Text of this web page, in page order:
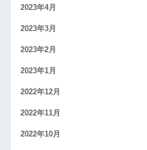
2023年4月
2023年3月
2023年2月
2023年1月
2022年12月
2022年11月
2022年10月